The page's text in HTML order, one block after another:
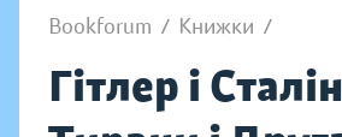
Bookforum / Книжки /
Гітлер і